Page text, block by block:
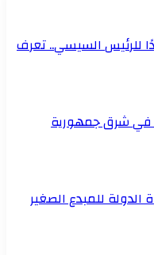
للرئيس السيسي.. تعرف
في شرق جمهورية
الدولة للمبدع الصغير